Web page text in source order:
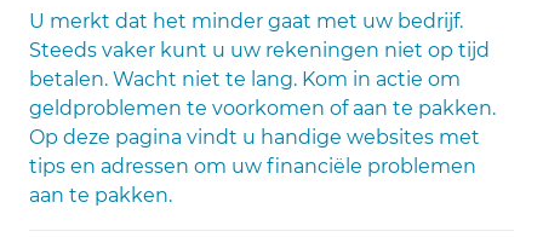
U merkt dat het minder gaat met uw bedrijf.
Steeds vaker kunt u uw rekeningen niet op tijd
betalen. Wacht niet te lang. Kom in actie om
geldproblemen te voorkomen of aan te pakken.
Op deze pagina vindt u handige websites met
tips en adressen om uw financiële problemen
aan te pakken.